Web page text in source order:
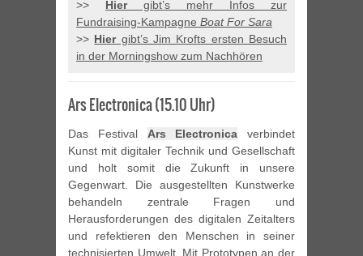
>> Hiergibt’s mehr Infos zur
Fundraising-Kampagne Boat For Sara
>> Hiergibt’s Jim Krofts ersten Besuch
in der Morningshow zum Nachhören
Ars Electronica (15.10 Uhr)
Das Festival Ars Electronica verbindet
Kunst mit digitaler Technik und Gesellschaft
und holt somit die Zukunft in unsere
Gegenwart. Die ausgestellten Kunstwerke
behandeln zentrale Fragen und
Herausforderungen des digitalen Zeitalters
und refektieren den Menschen in seiner
technisierten Umwelt. Mit Prototypen an der